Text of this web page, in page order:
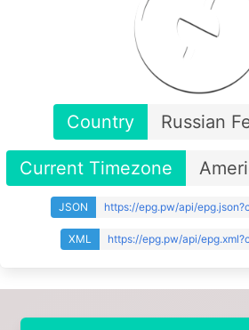
Country Russian
Current Timezone
JSON https://epg.pw/api/
XML https://epg.pw/api/